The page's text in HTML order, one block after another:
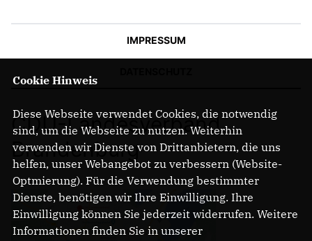
IMPRESSUM
CDU-Landesverband
Brandenburg
Cookie Hinweis
Diese Webseite verwendet Cookies, die notwendig
sind, um die Webseite zu nutzen. Weiterhin
verwenden wir Dienste von Drittanbietern, die uns
helfen, unser Webangebot zu verbessern (Website-
Optmierung). Für die Verwendung bestimmter
Dienste, benötigen wir Ihre Einwilligung. Ihre
Einwilligung können Sie jederzeit widerrufen. Weitere
Informationen finden Sie in unserer